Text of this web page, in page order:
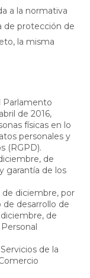
a la normativa
de protección de
la misma
Parlamento
de 2016,
físicas en lo
personales y
(RGPD).
de
garantía de los
de diciembre, por
desarrollo de
de
de la